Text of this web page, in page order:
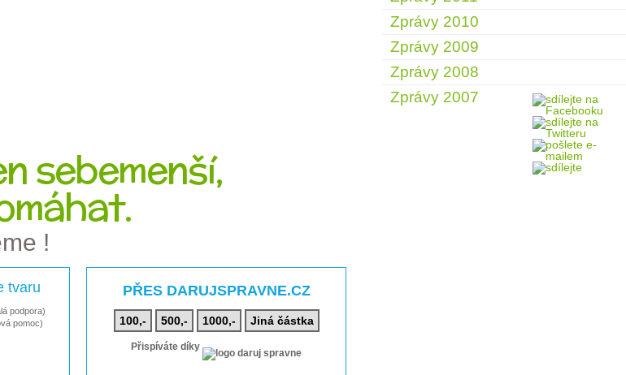
Zprávy 2010
Zprávy 2009
Zprávy 2008
Zprávy 2007
sebemenší,
!
tvaru
podpora)
pomoc)
PŘES DARUJSPRAVNE.CZ
100,- 500,- 1000,- Jiná částka
Přispíváte díky